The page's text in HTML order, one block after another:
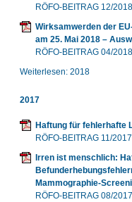
RÖFO-BEITRAG 12/2018
Wirksamwerden der
am 25. Mai 2018 –
RÖFO-BEITRAG 04/2018
Weiterlesen: 2018
2017
Haftung für fehlerhafte
RÖFO-BEITRAG 11/2017
Irren ist menschlich:
Mammographie-
RÖFO-BEITRAG 08/2017